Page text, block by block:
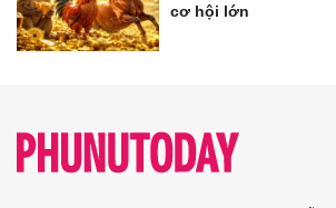
cơ hội lớn